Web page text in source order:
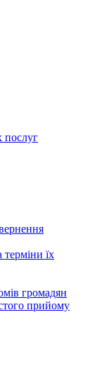
послуг
їх
громадян
прийому